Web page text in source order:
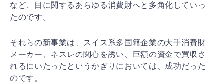
など、目 に関するあらゆる消費財へと多角化していっ
たのです。
それらの新事業は、スイス系多国籍企業の大手消費財
メーカー、ネスレの関心を誘い、巨額の資金で買収さ
れるにいたったというかぎりにおいては、成功だった
のです。